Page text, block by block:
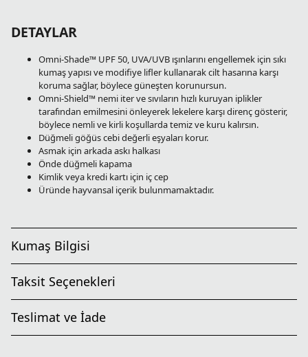
DETAYLAR
Omni-Shade™ UPF 50, UVA/UVB ışınlarını engellemek için sıkı
kumaş yapısı ve modifiye lifler kullanarak cilt hasarına karşı
koruma sağlar, böylece güneşten korunursun.
Omni-Shield™ nemi iter ve sıvıların hızlı kuruyan iplikler
tarafından emilmesini önleyerek lekelere karşı direnç gösterir,
böylece nemli ve kirli koşullarda temiz ve kuru kalırsın.
Düğmeli göğüs cebi değerli eşyaları korur.
Asmak için arkada askı halkası
Önde düğmeli kapama
Kimlik veya kredi kartı için iç cep
Üründe hayvansal içerik bulunmamaktadır.
Kumaş Bilgisi
Taksit Seçenekleri
Teslimat ve İade